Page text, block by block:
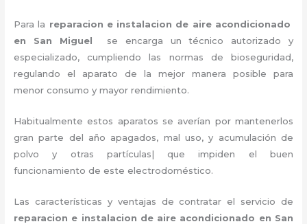
Para la reparacion e instalacion de aire acondicionado
en San Miguel
se encarga un técnico autorizado y
especializado, cumpliendo las normas de bioseguridad,
regulando el aparato de la mejor manera posible para
menor consumo y mayor rendimiento.
Habitualmente estos aparatos se averían por mantenerlos
gran parte del año apagados, mal uso, y acumulación de
polvo y otras partículas| que impiden el buen
funcionamiento de este electrodoméstico.
Las características y ventajas de contratar el servicio de
reparacion e instalacion de aire acondicionado en San